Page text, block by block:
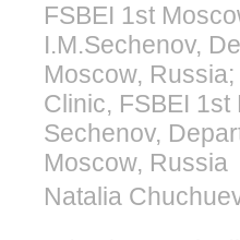
FSBEI 1st
I.M.Sechenov,
Moscow,
Clinic, FSBEI
Sechenov,
Moscow, Russia
Natalia